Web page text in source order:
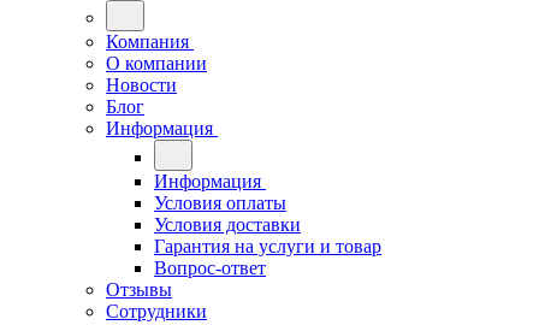
Компания
О компании
Новости
Блог
Информация
Информация
Условия оплаты
Условия доставки
Гарантия на услуги и товар
Вопрос-ответ
Отзывы
Сотрудники